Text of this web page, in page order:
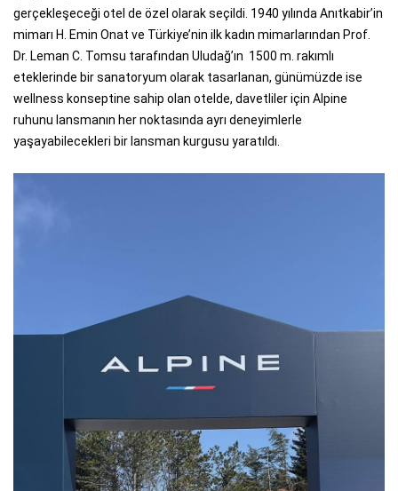
gerçekleşeceği otel de özel olarak seçildi. 1940 yılında Anıtkabir’in
mimarı H. Emin Onat ve Türkiye’nin ilk kadın mimarlarından Prof.
Dr. Leman C. Tomsu tarafından Uludağ’ın 1500 m. rakımlı
eteklerinde bir sanatoryum olarak tasarlanan, günümüzde ise
wellness konseptine sahip olan otelde, davetliler için Alpine
ruhunu lansmanın her noktasında ayrı deneyimlerle
yaşayabilecekleri bir lansman kurgusu yaratıldı.